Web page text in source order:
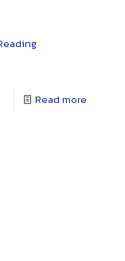
Read more